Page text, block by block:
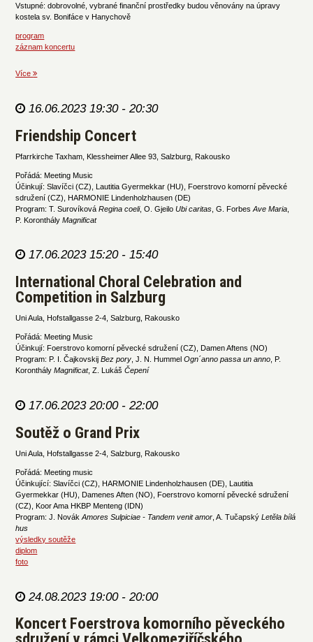
Vstupné: dobrovolné, vybrané finanční prostředky budou věnovány na úpravy
kostela sv. Bonifáce v Hanychově
program
záznam koncertu
Více
16.06.2023 19:30 - 20:30
Friendship Concert
Pfarrkirche Taxham, Klessheimer Allee 93, Salzburg, Rakousko
Pořádá: Meeting Music
Účinkují: Slavíčci (CZ), Lautitia Gyermekkar (HU), Foerstrovo komorní pěvecké
sdružení (CZ), HARMONIE Lindenholzhausen (DE)
Program: T. SurovíkováRegina coeli, O. GjeiloUbi caritas , G. Forbes Ave Maria
P. KoronthályMagnificat
17.06.2023 15:20 - 15:40
International Choral Celebration and
Competition in Salzburg
Uni Aula, Hofstallgasse 2-4, Salzburg, Rakousko
Pořádá: Meeting Music
Účinkují: Foerstrovo komorní pěvecké sdružení (CZ), Damen Aftens (NO)
Program: P. I. ČajkovskijBez pory, J. N. HummelOgn´anno passa un anno, P.
KoronthályMagnificat, Z. LukášČepení
17.06.2023 20:00 - 22:00
Soutěž o Grand Prix
Uni Aula, Hofstallgasse 2-4, Salzburg, Rakousko
Pořádá: Meeting music
Účinkující: Slavíčci (CZ), HARMONIE Lindenholzhausen (DE), Lautitia
Gyermekkar (HU), Damenes Aften (NO), Foerstrovo komorní pěvecké sdružení
(CZ), Koor Ama HKBP Menteng (IDN)
Program: J. NovákAmores Sulpiciae - Tandem venit amor , A. TučapskýLetěla bílá
hus
výsledky soutěže
diplom
foto
24.08.2023 19:00 - 20:00
Koncert Foerstrova komorního pěveckého